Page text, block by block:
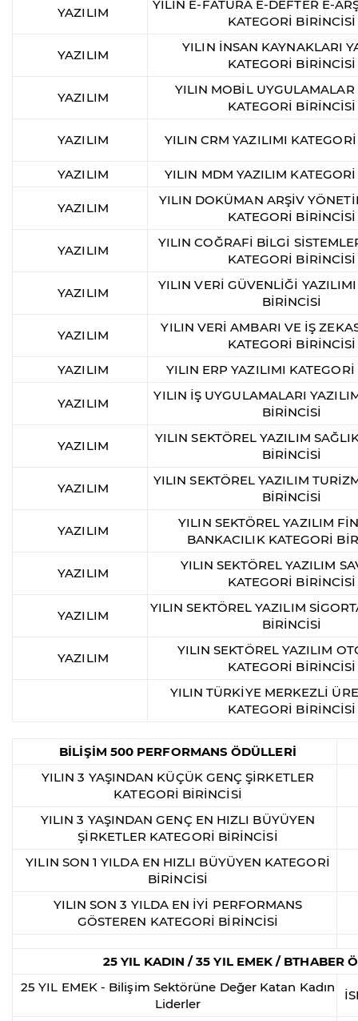
YAZILIM
YILIN E-FATURA E-DEFTER E-
KATEGORİ BİRİNCİSİ
YAZILIM
YILIN İNSAN KAYNAKLARI
KATEGORİ BİRİNCİSİ
YAZILIM
YILIN MOBİL UYGULAMALAR
KATEGORİ BİRİNCİSİ
YAZILIM YILIN CRM YAZILIMI
YAZILIM YILIN MDM YAZILIM
YAZILIM
YILIN DOKÜMAN ARŞİV
KATEGORİ BİRİNCİSİ
YAZILIM
YILIN COĞRAFİ BİLGİ
KATEGORİ BİRİNCİSİ
YAZILIM
YILIN VERİ GÜVENLİĞİ
BİRİNCİSİ
YAZILIM
YILIN VERİ AMBARI VE İŞ
KATEGORİ BİRİNCİSİ
YAZILIM
YILIN ERP YAZILIMI
YAZILIM
YILIN İŞ UYGULAMALARI
BİRİNCİSİ
YAZILIM
YILIN SEKTÖREL YAZILIM
BİRİNCİSİ
YAZILIM
YILIN SEKTÖREL YAZILIM
BİRİNCİSİ
YAZILIM
YILIN SEKTÖREL YAZILIM
BANKACILIK KATEGORİ
YAZILIM
YILIN SEKTÖREL YAZILIM
KATEGORİ BİRİNCİSİ
YAZILIM
YILIN SEKTÖREL YAZILIM
BİRİNCİSİ
YAZILIM
YILIN SEKTÖREL YAZILIM
KATEGORİ BİRİNCİSİ
YILIN TÜRKİYE MERKEZLİ
KATEGORİ BİRİNCİSİ
BİLİŞİM 500 PERFORMANS ÖDÜLLERİ
YILIN 3 YAŞINDAN KÜÇÜK GENÇ ŞİRKETLER
KATEGORİ BİRİNCİSİ
YILIN 3 YAŞINDAN GENÇ EN HIZLI BÜYÜYEN
ŞİRKETLER KATEGORİ BİRİNCİSİ
YILIN SON 1 YILDA EN HIZLI BÜYÜYEN KATEGORİ
BİRİNCİSİ
YILIN SON 3 YILDA EN İYİ PERFORMANS
GÖSTEREN KATEGORİ BİRİNCİSİ
25 YIL KADIN / 35 YIL EMEK / BTHABER
25 YIL EMEK - Bilişim Sektörüne Değer Katan Kadın
Liderler